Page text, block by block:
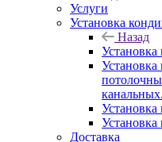
Услуги
Установка
Назад
Установка
канальных.
Доставка